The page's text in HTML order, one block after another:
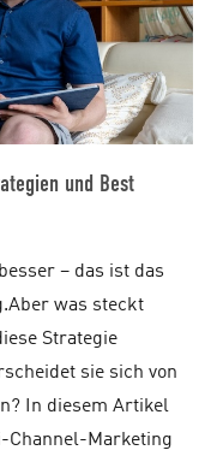
und Best
– das ist das
was steckt
Strategie
sie sich von
In diesem Artikel
Marketing